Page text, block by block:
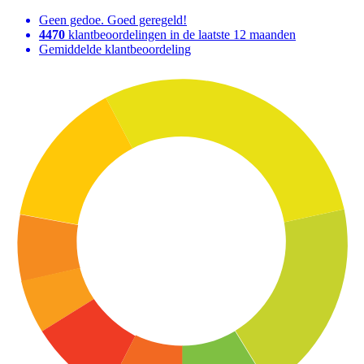
Geen gedoe. Goed geregeld!
4470 klantbeoordelingen in de laatste 12 maanden
Gemiddelde klantbeoordeling